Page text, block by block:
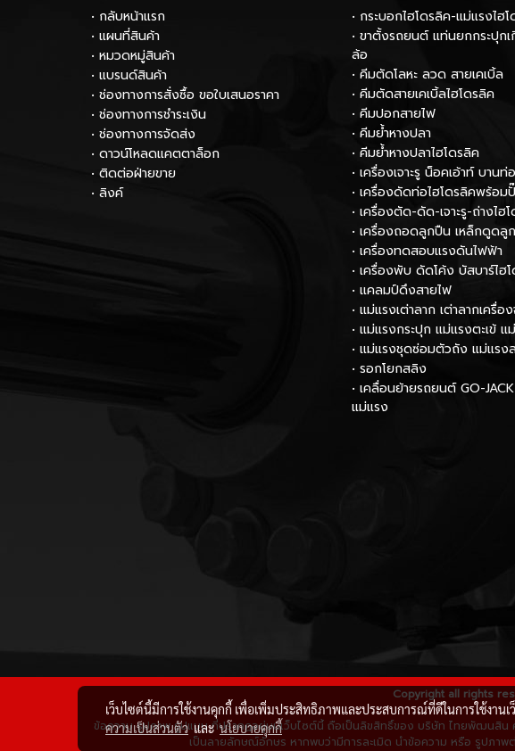
• กลับหน้าแรก
• แผนที่สินค้า
• หมวดหมู่สินค้า
• แบรนด์สินค้า
• ช่องทางการสั่งซื้อ ขอใบเสนอราคา
• ช่องทางการชำระเงิน
• ช่องทางการจัดส่ง
• ดาวน์โหลดแคตตาล็อก
• ติดต่อฝ่ายขาย
• ลิงค์
• กระบอกไฮโดรลิค-แม่แรงไฮ
• ขาตั้งรถยนต์ แท่นยกกระปุกเ
ล้อ
• คีมตัดโลหะ ลวด สายเคเบิ้ล
• คีมตัดสายเคเบิ้ลไฮโดรลิค
• คีมปอกสายไฟ
• คีมย้ำหางปลา
• คีมย้ำหางปลาไฮโดรลิค
• เครื่องเจาะรู น็อคเอ้าท์ บานท่
• เครื่องดัดท่อไฮโดรลิคพร้อม
• เครื่องตัด-ดัด-เจาะรู-ถ่างไฮ
• เครื่องถอดลูกปืน เหล็กดูด
• เครื่องทดสอบแรงดันไฟฟ้า
• เครื่องพับ ดัดโค้ง บัสบาร์ไฮ
• แคลมป์ดึงสายไฟ
• แม่แรงเต่าลาก เต่าลากเครื่อ
• แม่แรงกระปุก แม่แรงตะเข้ แ
• แม่แรงชุดซ่อมตัวถัง แม่แรง
• รอกโยกสลิง
• เคลื่อนย้ายรถยนต์ GO-
แม่แรง
Copyright all rights
ข้อความ รูปภาพ รูปแบบ ที่ปรากฏอยู่บนเว็บไซต์นี้ ถือเป็นลิขสิทธิ์ของ บริษัท ไทยพัฒนสิน
เป็นลายลักษณ์อักษร หากพบว่ามีการละเมิด นำข้อความ หรือ รูปภา
เว็บไซต์นี้มีการใช้งานคุกกี้ เพื่อเพิ่มประสิทธิภาพและประสบการณ์ที่ดีในการใช้งาน
ความเป็นส่วนตัวและนโยบายคุกกี้